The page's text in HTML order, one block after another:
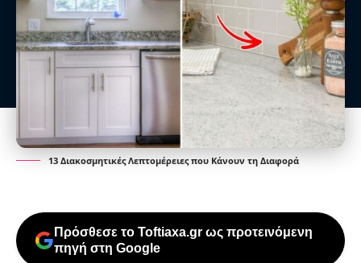
13 Διακοσμητικές Λεπτομέρειες που Κάνουν τη Διαφορά
Πρόσθεσε το Toftiaxa.gr ως προτεινόμενη
πηγή στη Google